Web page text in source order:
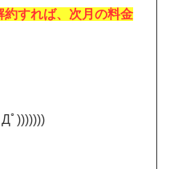
すれば、次月の料金
ﾟ)))))))